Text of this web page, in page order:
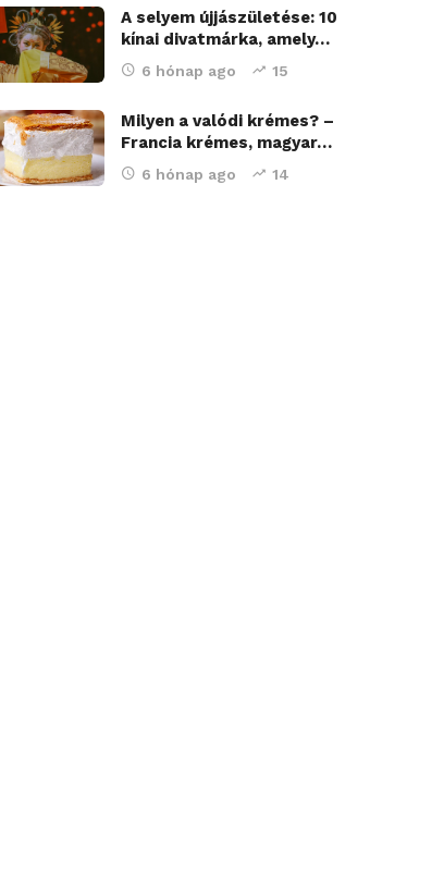
A selyem újjászületése: 10
kínai divatmárka, amely…
6 hónap ago 15
Milyen a valódi krémes? –
Francia krémes, magyar…
6 hónap ago 14